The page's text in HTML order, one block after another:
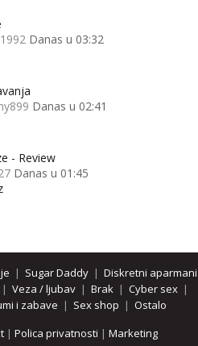
Danas u 03:32
Danas u 02:41
- Review
Danas u 01:45
| Sugar Daddy| Diskretni aparmani
| Veza / ljubav | Brak | Cyber sex |
i zabave | Sex shop | Ostalo
| Polica privatnosti | Marketing